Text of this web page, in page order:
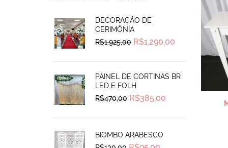
DECORAÇÃO DE
CERIMÔNIA
R$1.925,00 Original
price
R$1.290,00 Current
R$1.290,00.
PAINEL DE CORTINAS BR
LED E FOLH
R$470,00 Original
price
R$385,00
BIOMBO ARABESCO